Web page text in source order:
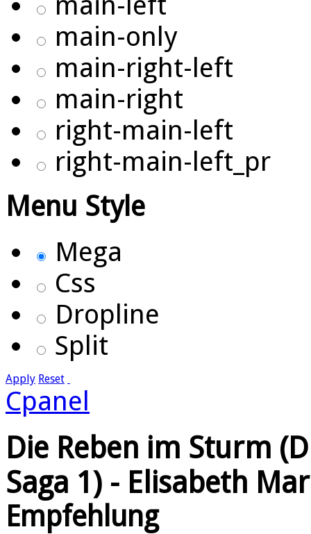
main-only
main-right-left
main-right
right-main-left
right-main-left_pr
Menu Style
Mega
Css
Dropline
Split
Apply Reset
Cpanel
Die Reben im Sturm
Saga 1) - Elisabeth
Empfehlung